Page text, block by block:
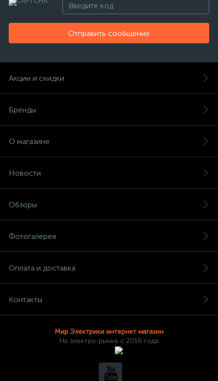
Отправить сообщение
Акции и скидки
Бренды
О магазине
Новости
Обзоры
Фотогалерея
Оплата и доставка
Контакты
Мир Электрики интернет магазин
На электро-рынке с 2016 года